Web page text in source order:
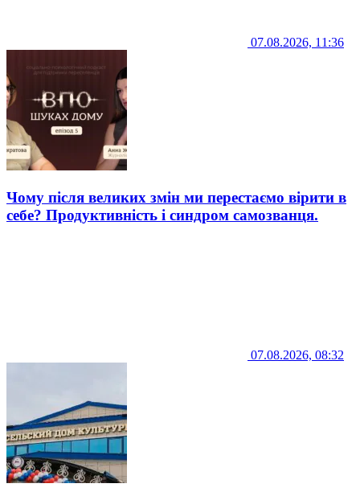
07.08.2026, 11:36
Чому після великих змін ми перестаємо вірити в
себе? Продуктивність і синдром самозванця.
07.08.2026, 08:32